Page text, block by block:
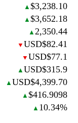
▲ $3,238.10
▲ $3,652.18
▲ 2,350.44
▼ USD$82.41
▼ USD$77.1
▲ USD$315.9
▲ USD$4,399.70
▲ $416.9098
▲ 10.34%